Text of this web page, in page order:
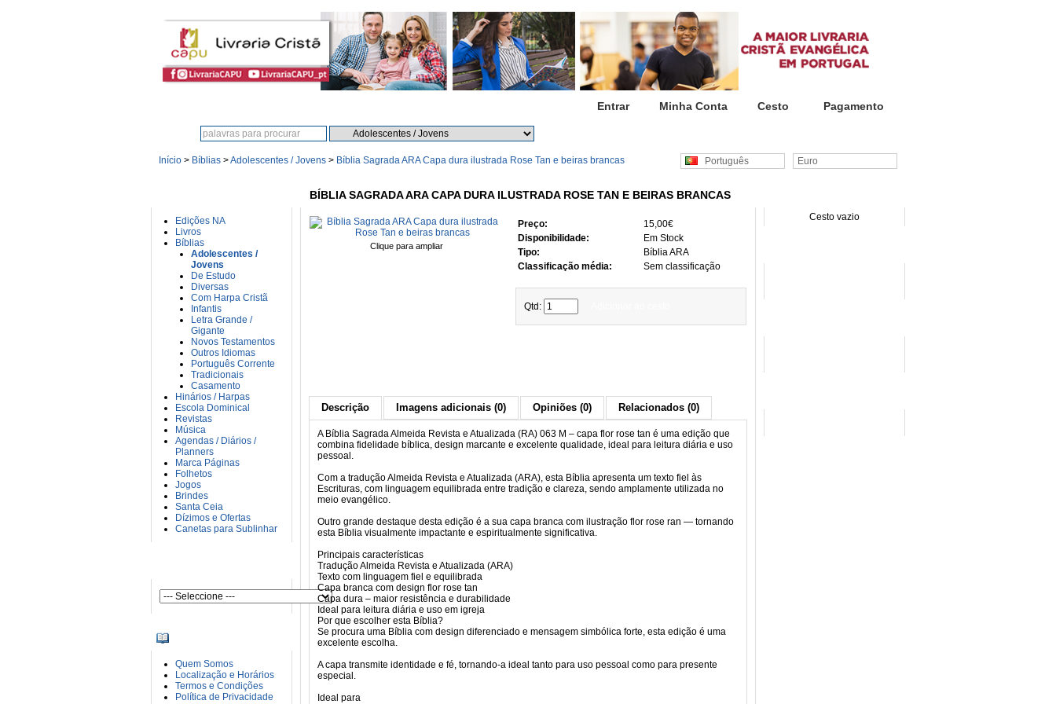
Entrar Minha Conta Cesto Pagamento
Início > Bíblias >Adolescentes / Jovens > Bíblia Sagrada ARA Capa dura ilustrada Rose Tan e beiras brancas Euro
Português
Edições NA
Livros
Bíblias
Adolescentes /
Jovens
De Estudo
Diversas
Com Harpa Cristã
Infantis
Letra Grande /
Gigante
Novos Testamentos
Outros Idiomas
Português Corrente
Tradicionais
Casamento
Hinários / Harpas
Escola Dominical
Revistas
Música
Agendas / Diários /
Planners
Marca Páginas
Folhetos
Jogos
Brindes
Santa Ceia
Dízimos e Ofertas
Canetas para Sublinhar
Quem Somos
Localização e Horários
Termos e Condições
Política de Privacidade
Cesto vazio
BÍBLIA SAGRADA ARA CAPA DURA ILUSTRADA ROSE TAN E BEIRAS BRANCAS
Clique para ampliar
Preço:
15,00€
Disponibilidade:
Em Stock
Tipo:
Bíblia ARA
Classificação média:
Sem classificação
Qtd:
Descrição Imagens adicionais (0) Opiniões (0) Relacionados (0)
A Bíblia Sagrada Almeida Revista e Atualizada (RA) 063 M – capa flor rose tan é uma edição que
combina fidelidade bíblica, design marcante e excelente qualidade, ideal para leitura diária e uso
pessoal.
Com a tradução Almeida Revista e Atualizada (ARA), esta Bíblia apresenta um texto fiel às
Escrituras, com linguagem equilibrada entre tradição e clareza, sendo amplamente utilizada no
meio evangélico.
Outro grande destaque desta edição é a sua capa branca com ilustração flor rose ran — tornando
esta Bíblia visualmente impactante e espiritualmente significativa.
Principais características
Tradução Almeida Revista e Atualizada (ARA)
Texto com linguagem fiel e equilibrada
Capa branca com design flor rose tan
Capa dura – maior resistência e durabilidade
Ideal para leitura diária e uso em igreja
Por que escolher esta Bíblia?
Se procura uma Bíblia com design diferenciado e mensagem simbólica forte, esta edição é uma
excelente escolha.
A capa transmite identidade e fé, tornando-a ideal tanto para uso pessoal como para presente
especial.
Ideal para